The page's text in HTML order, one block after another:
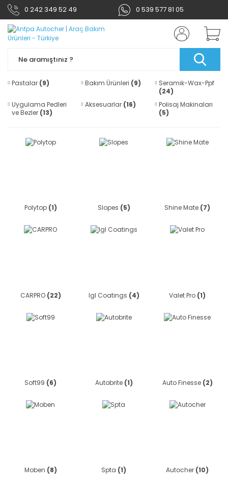
0 242 349 52 49 0 539 577 81 05
Pastalar (9) Bakım Ürünleri (9)
Seramik-Wax-Ppf
(24)
Uygulama Pedleri
ve Bezler (13)
Aksesuarlar (16)
Polisaj Makinaları
(5)
Polytop (1) Slopes (5) Shine Mate (7)
CARPRO (22) Igl Coatings (4) Valet Pro (1)
Soft99 (6) Autobrite (1) Auto Finesse (2)
Moben (8) Spta (1) Autocher (10)